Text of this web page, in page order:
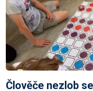
Člověče nezlob